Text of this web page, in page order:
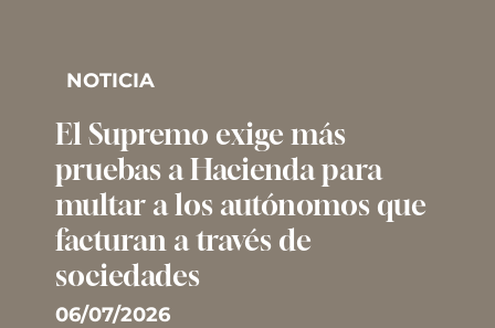
NOTICIA
El Supremo exige más
pruebas a Hacienda para
multar a los autónomos que
facturan a través de
sociedades
06/07/2026